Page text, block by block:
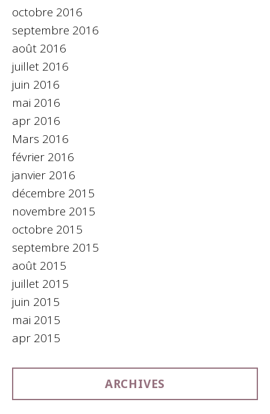
octobre 2016
septembre 2016
août 2016
juillet 2016
juin 2016
mai 2016
apr 2016
Mars 2016
février 2016
janvier 2016
décembre 2015
novembre 2015
octobre 2015
septembre 2015
août 2015
juillet 2015
juin 2015
mai 2015
apr 2015
ARCHIVES